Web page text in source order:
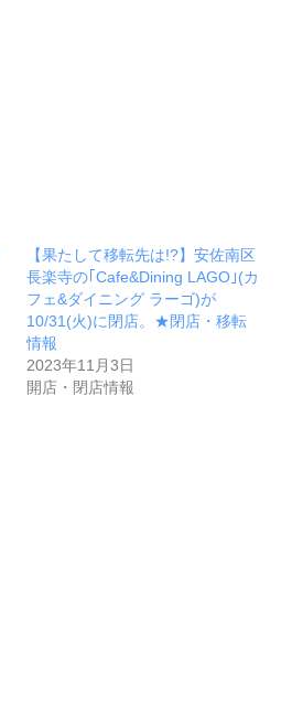
【果たして移転先は!?】安佐南区
長楽寺の｢Cafe&Dining LAGO｣(カ
フェ&ダイニング ラーゴ)が
10/31(火)に閉店。★閉店・移転
情報
2023年11月3日
開店・閉店情報